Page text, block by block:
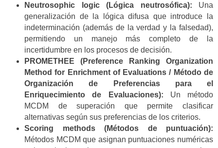
Neutrosophic logic (Lógica neutrosófica): Una
generalización de la lógica difusa que introduce la
indeterminación (además de la verdad y la falsedad),
permitiendo un manejo más completo de la
incertidumbre en los procesos de decisión.
PROMETHEE (Preference Ranking Organization
Method for Enrichment of Evaluations / Método de
Organización de Preferencias para el
Enriquecimiento de Evaluaciones): Un método
MCDM de superación que permite clasificar
alternativas según sus preferencias de los criterios.
Scoring methods (Métodos de puntuación):
Métodos MCDM que asignan puntuaciones numéricas